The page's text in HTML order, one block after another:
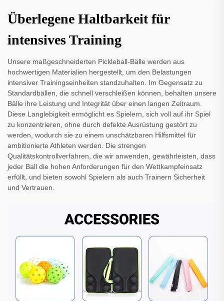
Überlegene Haltbarkeit für
intensives Training
Unsere maßgeschneiderten Pickleball-Bälle werden aus
hochwertigen Materialien hergestellt, um den Belastungen
intensiver Trainingseinheiten standzuhalten. Im Gegensatz zu
Standardbällen, die schnell verschleißen können, behalten unsere
Bälle ihre Leistung und Integrität über einen langen Zeitraum.
Diese Langlebigkeit ermöglicht es Spielern, sich voll auf ihr Spiel
zu konzentrieren, ohne durch defekte Ausrüstung gestört zu
werden, wodurch sie zu einem unschätzbaren Hilfsmittel für
ambitionierte Athleten werden. Die strengen
Qualitätskontrollverfahren, die wir anwenden, gewährleisten, dass
jeder Ball die hohen Anforderungen für den Wettkampfeinsatz
erfüllt, und bieten sowohl Spielern als auch Trainern Sicherheit
und Vertrauen.